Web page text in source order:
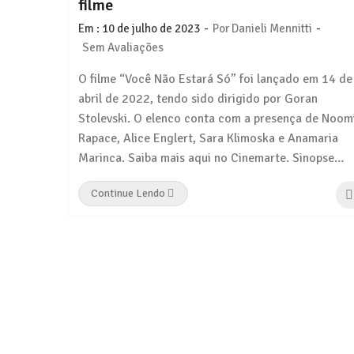
filme
Em : 10 de julho de 2023 - Por Danieli Mennitti -
Sem Avaliações
O filme “Você Não Estará Só” foi lançado em 14 de
abril de 2022, tendo sido dirigido por Goran
Stolevski. O elenco conta com a presença de
Rapace, Alice Englert, Sara Klimoska e Anamaria
Marinca. Saiba mais aqui no Cinemarte. Sinopse…
Continue Lendo